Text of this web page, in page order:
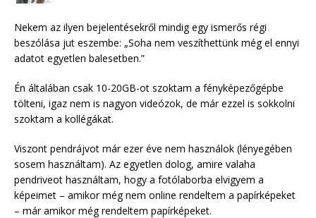
Nekem az ilyen bejelentésekről mindig egy ismerős régi
beszólása jut eszembe: „Soha nem veszíthettünk még el ennyi
adatot egyetlen balesetben.”
Én általában csak 10-20GB-ot szoktam a fényképezőgépbe
tölteni, igaz nem is nagyon videózok, de már ezzel is sokkolni
szoktam a kollégákat.
Viszont pendrájvot már ezer éve nem használok (lényegében
sosem használtam). Az egyetlen dolog, amire valaha
pendriveot használtam, hogy a fotólaborba elvigyem a
képeimet – amikor még nem online rendeltem a papírképeket
– már amikor még rendeltem papírképeket.